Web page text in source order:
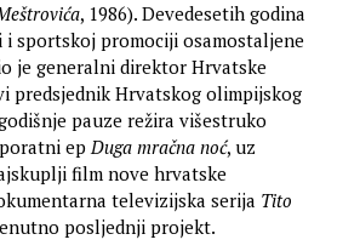
, 1986). Devedesetih godina
sportskoj promociji osamostaljene
je generalni direktor Hrvatske
predsjednik Hrvatskog olimpijskog
pauze režira višestruko
epDuga mračna noć, uz
film nove hrvatske
televizijska serija Tito
posljednji projekt.